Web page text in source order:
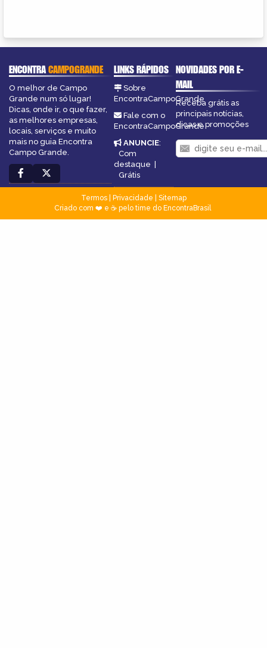
ENCONTRACAMPOGRANDE
O melhor de Campo
Grande num só lugar!
Dicas, onde ir, o que fazer,
as melhores empresas,
locais, serviços e muito
mais no guia Encontra
Campo Grande.
LINKS RÁPIDOS
Sobre
EncontraCampoGrande
Fale com o
EncontraCampoGrande
ANUNCIE:
Com
destaque |
Grátis
NOVIDADES POR E-
MAIL
Receba grátis as
principais notícias,
dicas e promoções
Termos| Privacidade
Sitemap
Criado com ❤️ e ☕ pelo time do EncontraBrasil